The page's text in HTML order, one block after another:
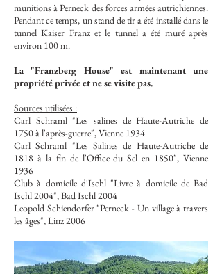
munitions à Perneck des forces armées autrichiennes.
Pendant ce temps, un stand de tir a été installé dans le
tunnel Kaiser Franz et le tunnel a été muré après
environ 100 m.
La "Franzberg House" est maintenant une
propriété privée et ne se visite pas.
Sources utilisées :
Carl Schraml "Les salines de Haute-Autriche de
1750 à l'après-guerre", Vienne 1934
Carl Schraml "Les Salines de Haute-Autriche de
1818 à la fin de l'Office du Sel en 1850", Vienne
1936
Club à domicile d'Ischl "Livre à domicile de Bad
Ischl 2004", Bad Ischl 2004
Leopold Schiendorfer "Perneck - Un village à travers
les âges", Linz 2006